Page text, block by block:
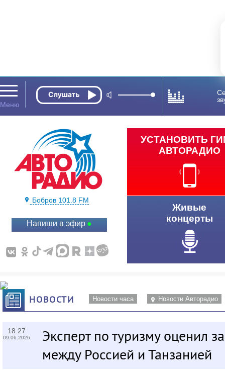
Бобров 101.8 FM
Напиши в эфир
УСТАНОВИТЬ
АВТОРАДИО
Живые
концерты
НОВОСТИ Новости часа Новости Авторадио
18:27
09.06.2026
Эксперт по туризму оценил
между Россией и Танзанией